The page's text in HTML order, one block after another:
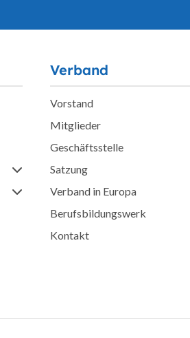
Verband
Vorstand
Mitglieder
Geschäftsstelle
Satzung
Verband in Europa
Berufsbildungswerk
Kontakt